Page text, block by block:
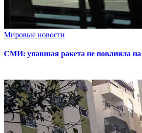
Мировые новости
СМИ: упавшая ракета не повлияла на